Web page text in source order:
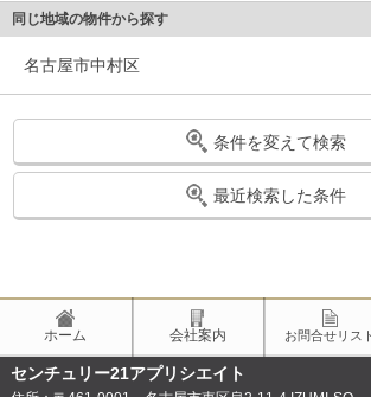
同じ地域の物件から探す
名古屋市中村区
条件を変えて検索
最近検索した条件
ホーム 会社案内 お問合せリス
センチュリー21アプリシエイト